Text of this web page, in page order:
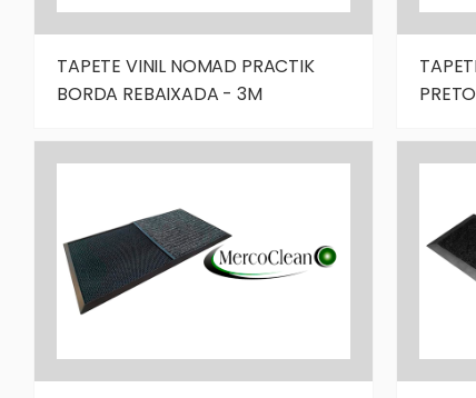
TAPETE VINIL NOMAD PRACTIK
BORDA REBAIXADA - 3M